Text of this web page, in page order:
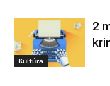
Kultúra
2